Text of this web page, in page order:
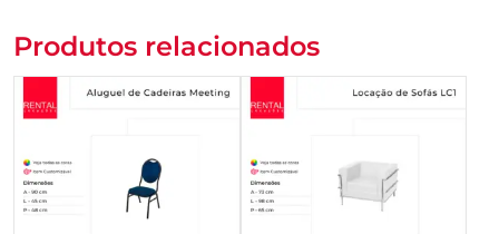
Produtos relacionados